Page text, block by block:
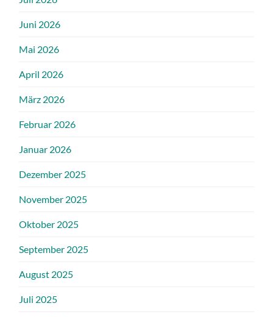
Juni 2026
Mai 2026
April 2026
März 2026
Februar 2026
Januar 2026
Dezember 2025
November 2025
Oktober 2025
September 2025
August 2025
Juli 2025